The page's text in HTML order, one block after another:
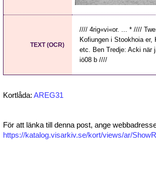
TEXT (OCR)
//// 4rig«vi«or. ... * ////
Kofiungen i Stookhoia
etc. Ben Tredje: Acki när
iö08 b ////
Kortlåda: AREG31
För att länka till denna post, ange
https://katalog.visarkiv.se/kort/views/ar/